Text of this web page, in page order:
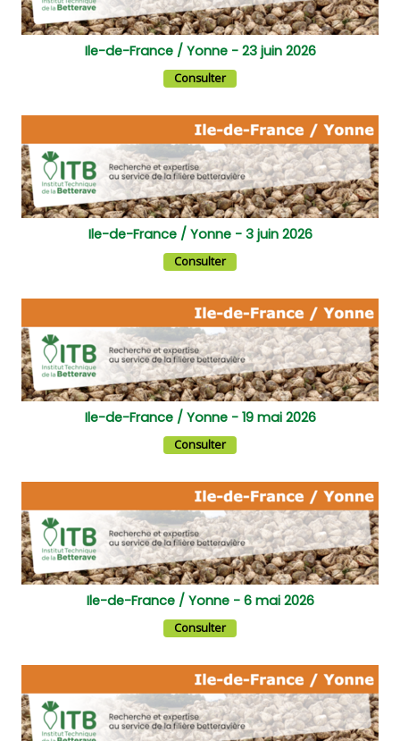
Ile-de-France / Yonne - 23 juin 2026
Consulter
Ile-de-France / Yonne - 3 juin 2026
Consulter
Ile-de-France / Yonne - 19 mai 2026
Consulter
Ile-de-France / Yonne - 6 mai 2026
Consulter